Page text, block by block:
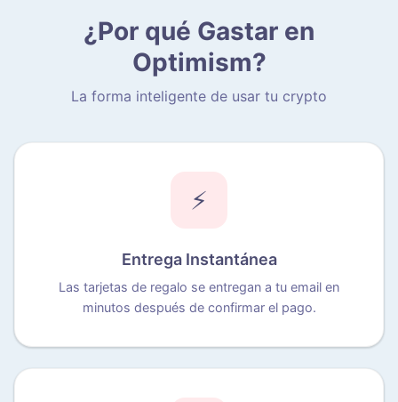
¿Por qué Gastar en
Optimism?
La forma inteligente de usar tu crypto
⚡
Entrega Instantánea
Las tarjetas de regalo se entregan a tu email en
minutos después de confirmar el pago.